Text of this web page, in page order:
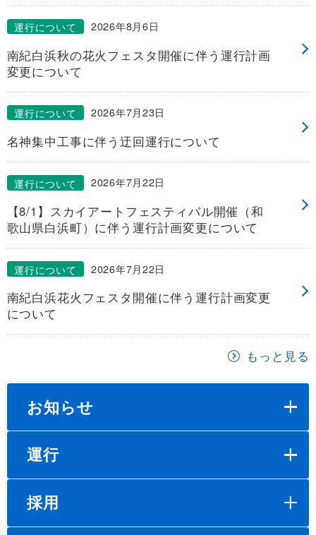
会社案内
安全安心への
採用情報
南紀白浜秋の花火フェスタ開催に伴う運行計画
変更について
2026年8月6日
運行について
名神集中工事に伴う迂回運行について
2026年7月23日
運行について
【8/1】スカイアートフェスティバル開催（和
歌山県白浜町）に伴う運行計画変更について
2026年7月22日
運行について
南紀白浜花火フェスタ開催に伴う運行計画変更
について
2026年7月22日
運行について
もっと見る
お知らせ
運行
採用